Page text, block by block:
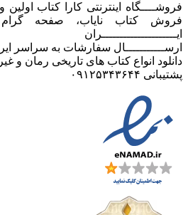
فروشــــگاه اینترنتی کارا کتاب اولین
فروش کتاب نایاب، صفحه
ایـــــــــــــــــــــران
ارســـــــــــال سفارشات به سراسر
دانلود انواع کتاب های تاریخی رمان و
پشتیبانی ۰۹۱۲۵۳۴۳۶۴۴